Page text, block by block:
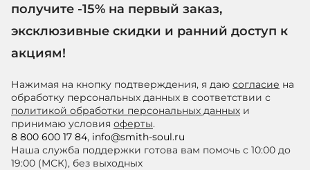
получите -15% на первый заказ,
эксклюзивные скидки и ранний доступ к
акциям!
Нажимая на кнопку подтверждения, я даю согласие на
обработку персональных данных в соответствии с
политикой обработки персональных данных и
принимаю условия оферты.
8 800 600 17 84, info@smith-soul.ru
Наша служба поддержки готова вам помочь с 10:00 до
19:00 (МСК), без выходных